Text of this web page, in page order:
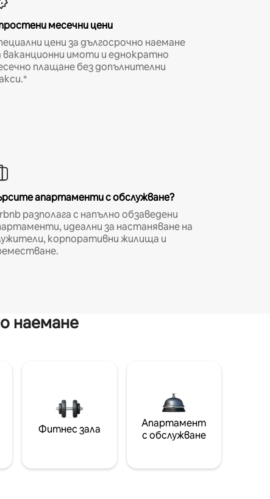
месечни цени
цени за дългосрочно наемане
ваканционни имоти и еднократно
плащане без допълнителни
апартаменти с обслужване?
разполага с напълно обзаведени
идеални за настаняване на
корпоративни жилища и
наемане
Фитнес зала
Апартамент
с обслужване